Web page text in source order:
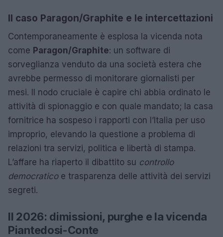
Il caso Paragon/Graphite e le intercettazioni
Contemporaneamente è esplosa la vicenda nota
come Paragon/Graphite: un software di
sorveglianza venduto da una società estera che
avrebbe permesso di monitorare giornalisti per
mesi. Il nodo cruciale è capire chi abbia ordinato le
attività di spionaggio e con quale mandato; la casa
fornitrice ha sospeso i rapporti con l’Italia per uso
improprio, elevando la questione a problema di
relazioni tra servizi, politica e libertà di stampa.
L’affare ha riaperto il dibattito su controllo
democraticoe trasparenza delle attività dei servizi
segreti.
Il 2026: dimissioni, purghe e la vicenda
Piantedosi-Conte